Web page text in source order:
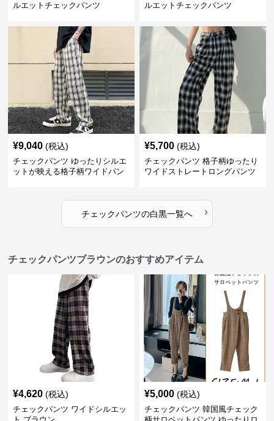
ルエットチェックパンツ
ルエットチェックパンツ
¥9,040 (税込)
チェックパンツ ゆったりシルエ
ットが映える格子柄ワイドパン
¥5,700 (税込)
チェックパンツ 格子柄ゆったり
ワイドストレートロングパンツ
チェックパンツの白黒一覧へ ›
チェックパンツブラウンのおすすめアイテム
¥4,620 (税込)
チェックパンツ ワイドシルエッ
¥5,000 (税込)
チェックパンツ 韓国風チェック